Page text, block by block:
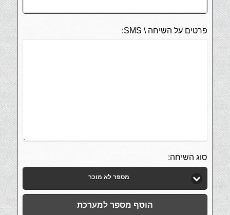
פרטים על השיחה \ SMS:
סוג השיחה:
מספר לא מוכר
הוסף מספר למערכת